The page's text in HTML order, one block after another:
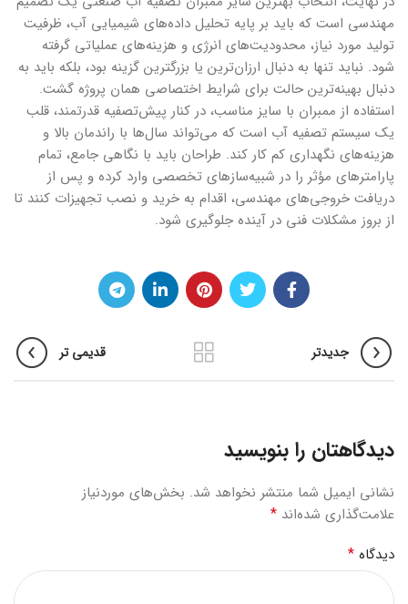
مهندسی است که باید بر پایه تحلیل داده‌های شیمیایی آب، ظرفیت
تولید مورد نیاز، محدودیت‌های انرژی و هزینه‌های عملیاتی گرفته
شود. نباید تنها به دنبال ارزان‌ترین یا بزرگترین گزینه بود، بلکه باید به
دنبال بهینه‌ترین حالت برای شرایط اختصاصی همان پروژه گشت.
استفاده از ممبران با سایز مناسب، در کنار پیش‌تصفیه قدرتمند، قلب
یک سیستم تصفیه آب است که می‌تواند سال‌ها با راندمان بالا و
هزینه‌های نگهداری کم کار کند. طراحان باید با نگاهی جامع، تمام
پارامترهای مؤثر را در شبیه‌سازهای تخصصی وارد کرده و پس از
دریافت خروجی‌های مهندسی، اقدام به خرید و نصب تجهیزات کنند تا
از بروز مشکلات فنی در آینده جلوگیری شود.
جدیدتر قدیمی تر
دیدگاهتان را بنویسید
نشانی ایمیل شما منتشر نخواهد شد. بخش‌های موردنیاز
علامت‌گذاری شده‌اند *
دیدگاه *